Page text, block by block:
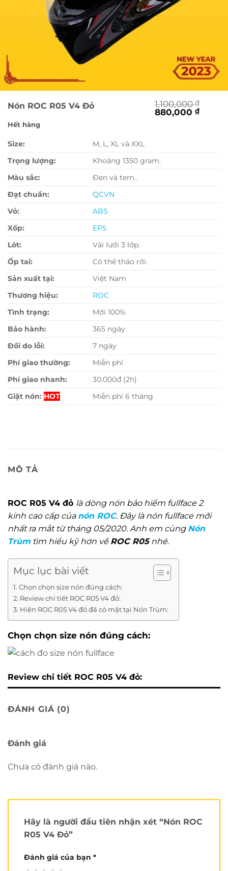
Nón ROC R05 V4 Đỏ 1,100,000₫
Giá
880,000₫Giá
Hết hàng
Size:
M, L, XL và XXL
Trọng lượng:
Khoảng 1350 gram.
Màu sắc:
Đen và tem..
Đạt chuẩn:
QCVN
Vỏ:
ABS
Xốp:
EPS
Lót:
Vải lưới 3 lớp.
Ốp tai:
Có thể tháo rời.
Sản xuất tại:
Việt Nam
Thương hiệu:
ROC
Tình trạng:
Mới 100%
Bảo hành:
365 ngày
Đổi do lỗi:
7 ngày
Phí giao thường:
Miễn phí
Phí giao nhanh:
30.000đ (2h)
Giặt nón: HOT Miễn phí 6 tháng
MÔ TẢ
ROC R05 V4 đỏ là dòng nón bảo hiểm fullface 2
kính cao cấp của nón ROC. Đây là nón fullface mới
nhất ra mắt từ tháng 05/2020. Anh em cùng Nón
Trùm tìm hiểu kỹ hơn về ROC R05nhé.
Mục lục bài viết
Chọn chọn size nón đúng cách:
Review chi tiết ROC R05 V4 đỏ:
Hiện ROC R05 V4 đỏ đã có mặt tại Nón Trùm:
Chọn chọn size nón đúng cách:
Review chi tiết ROC R05 V4 đỏ:
ĐÁNH GIÁ (0)
Đánh giá
Chưa có đánh giá nào.
Hãy là người đầu tiên nhận xét “Nón ROC
R05 V4 Đỏ”
Đánh giá của bạn *